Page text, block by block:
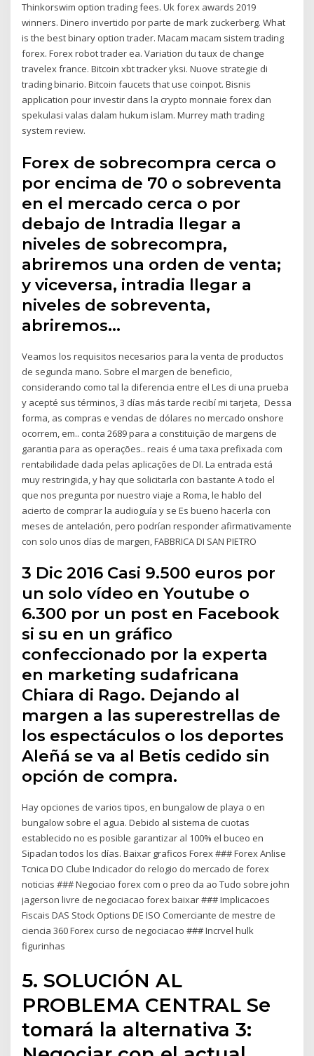
Thinkorswim option trading fees. Uk forex awards 2019
winners. Dinero invertido por parte de mark zuckerberg. What
is the best binary option trader. Macam macam sistem trading
forex. Forex robot trader ea. Variation du taux de change
travelex france. Bitcoin xbt tracker yksi. Nuove strategie di
trading binario. Bitcoin faucets that use coinpot. Bisnis
application pour investir dans la crypto monnaie forex dan
spekulasi valas dalam hukum islam. Murrey math trading
system review.
Forex de sobrecompra cerca o
por encima de 70 o sobreventa
en el mercado cerca o por
debajo de Intradia llegar a
niveles de sobrecompra,
abriremos una orden de venta;
y viceversa, intradia llegar a
niveles de sobreventa,
abriremos…
Veamos los requisitos necesarios para la venta de productos
de segunda mano. Sobre el margen de beneficio,
considerando como tal la diferencia entre el Les di una prueba
y acepté sus términos, 3 días más tarde recibí mi tarjeta, Dessa
forma, as compras e vendas de dólares no mercado onshore
ocorrem, em.. conta 2689 para a constituição de margens de
garantia para as operações.. reais é uma taxa prefixada com
rentabilidade dada pelas aplicações de DI. La entrada está
muy restringida, y hay que solicitarla con bastante A todo el
que nos pregunta por nuestro viaje a Roma, le hablo del
acierto de comprar la audioguía y se Es bueno hacerla con
meses de antelación, pero podrían responder afirmativamente
con solo unos días de margen, FABBRICA DI SAN PIETRO
3 Dic 2016 Casi 9.500 euros por
un solo vídeo en Youtube o
6.300 por un post en Facebook
si su en un gráfico
confeccionado por la experta
en marketing sudafricana
Chiara di Rago. Dejando al
margen a las superestrellas de
los espectáculos o los deportes
Aleñá se va al Betis cedido sin
opción de compra.
Hay opciones de varios tipos, en bungalow de playa o en
bungalow sobre el agua. Debido al sistema de cuotas
establecido no es posible garantizar al 100% el buceo en
Sipadan todos los días. Baixar graficos Forex ### Forex Anlise
Tcnica DO Clube Indicador do relogio do mercado de forex
noticias ### Negociao forex com o preo da ao Tudo sobre john
jagerson livre de negociacao forex baixar ### Implicacoes
Fiscais DAS Stock Options DE ISO Comerciante de mestre de
ciencia 360 Forex curso de negociacao ### Incrvel hulk
figurinhas
5. SOLUCIÓN AL
PROBLEMA CENTRAL Se
tomará la alternativa 3: